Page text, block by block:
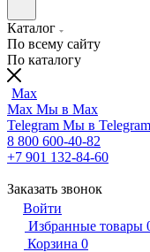
Каталог
По всему сайту
По каталогу
Max
Max Мы в Max
Telegram Мы в Telegram
8 800 600-40-82
+7 901 132-84-60
Заказать звонок
Войти
Избранные товары
Корзина 0